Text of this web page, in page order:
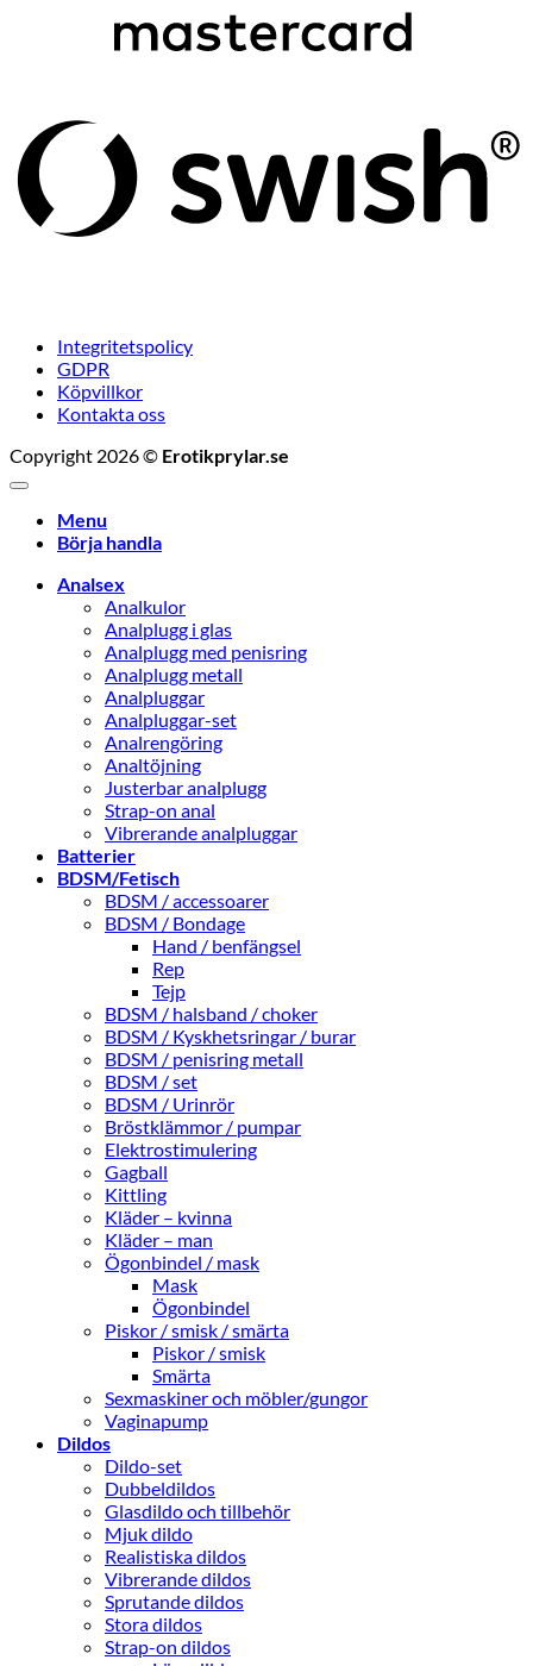
Integritetspolicy
GDPR
Köpvillkor
Kontakta oss
Copyright 2026 © Erotikprylar.se
Menu
Börja handla
Analsex
Analkulor
Analplugg i glas
Analplugg med penisring
Analplugg metall
Analpluggar
Analpluggar-set
Analrengöring
Analtöjning
Justerbar analplugg
Strap-on anal
Vibrerande analpluggar
Batterier
BDSM/Fetisch
BDSM / accessoarer
BDSM / Bondage
Hand / benfängsel
Rep
Tejp
BDSM / halsband / choker
BDSM / Kyskhetsringar / burar
BDSM / penisring metall
BDSM / set
BDSM / Urinrör
Bröstklämmor / pumpar
Elektrostimulering
Gagball
Kittling
Kläder – kvinna
Kläder – man
Ögonbindel / mask
Mask
Ögonbindel
Piskor / smisk / smärta
Piskor / smisk
Smärta
Sexmaskiner och möbler/gungor
Vaginapump
Dildos
Dildo-set
Dubbeldildos
Glasdildo och tillbehör
Mjuk dildo
Realistiska dildos
Vibrerande dildos
Sprutande dildos
Stora dildos
Strap-on dildos